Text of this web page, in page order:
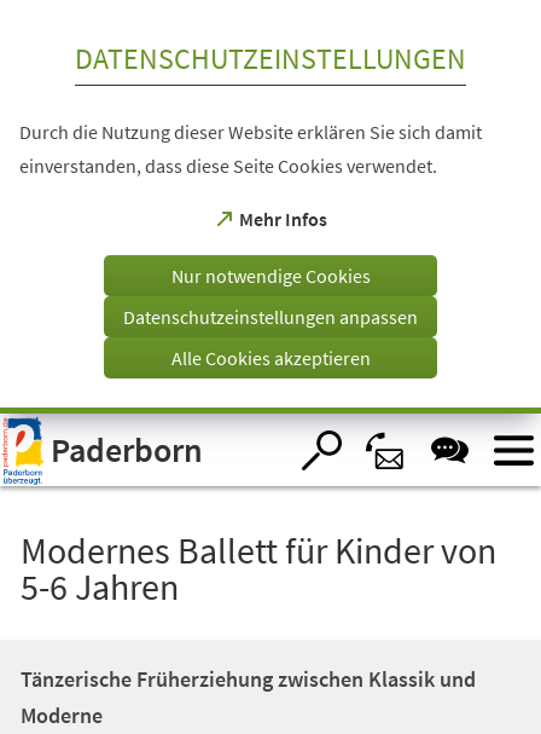
Visuelle
Assistenzsoftware
öffnen.
DATENSCHUTZEINSTELLUNGEN
Durch die Nutzung dieser Website erklären Sie sich damit
einverstanden, dass diese Seite Cookies verwendet.
Mehr Infos
(Öffnet
einem
Tab)
Nur notwendige Cookies
Datenschutzeinstellungen anpassen
Alle Cookies akzeptieren
Paderborn
Modernes Ballett für Kinder von
5-6 Jahren
Tänzerische Früherziehung zwischen Klassik und
Moderne